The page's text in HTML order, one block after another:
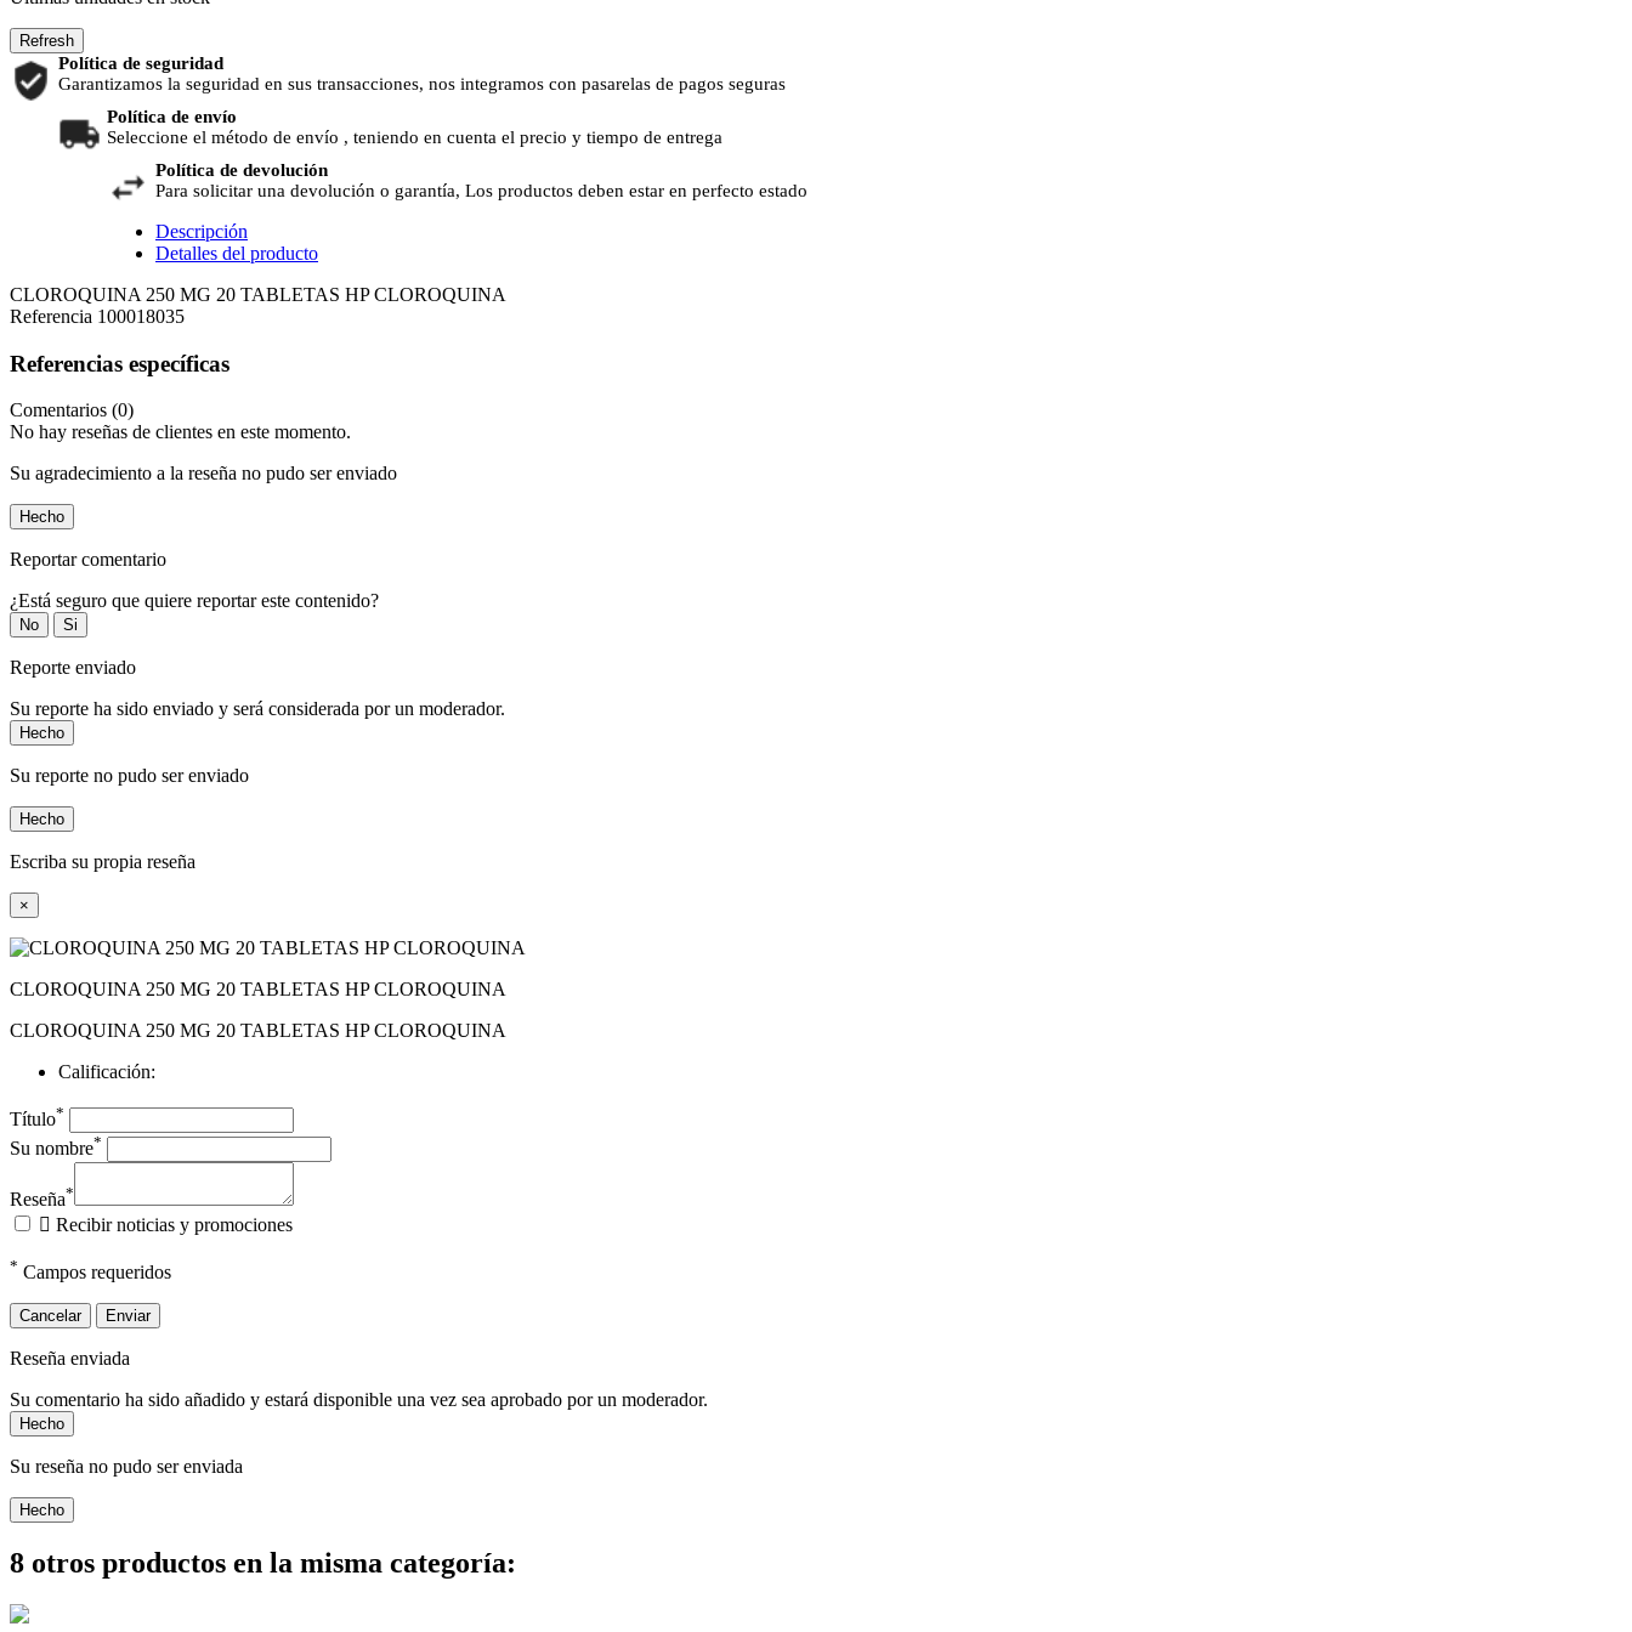
Política de seguridad
Garantizamos la seguridad en sus transacciones, nos integramos con pasarelas de pagos seguras
Política de envío
Seleccione el método de envío , teniendo en cuenta el precio y tiempo de entrega
Política de devolución
Para solicitar una devolución o garantía, Los productos deben estar en perfecto estado
Descripción
Detalles del producto
CLOROQUINA 250 MG 20 TABLETAS HP CLOROQUINA
Referencia 100018035
Referencias específicas
Comentarios (0)
No hay reseñas de clientes en este momento.
Su agradecimiento a la reseña no pudo ser enviado
Hecho
Reportar comentario
¿Está seguro que quiere reportar este contenido?
No Si
Reporte enviado
Su reporte ha sido enviado y será considerada por un moderador.
Hecho
Su reporte no pudo ser enviado
Hecho
Escriba su propia reseña
×
CLOROQUINA 250 MG 20 TABLETAS HP CLOROQUINA
CLOROQUINA 250 MG 20 TABLETAS HP CLOROQUINA
Calificación:
Título*
Su nombre*
Reseña*
 Recibir noticias y promociones
* Campos requeridos
Cancelar Enviar
Reseña enviada
Su comentario ha sido añadido y estará disponible una vez sea aprobado por un moderador.
Hecho
Su reseña no pudo ser enviada
Hecho
8 otros productos en la misma categoría: